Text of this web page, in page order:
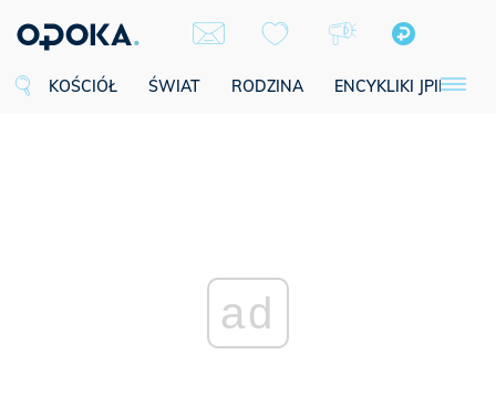
KOŚCIÓŁ ŚWIAT RODZINA ENCYKLIKI JPII
ad